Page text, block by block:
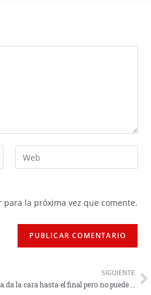
la próxima vez que comente.
SIGUIENTE
14-18: El Caballa da la cara hasta el final pero no puede con el Terrassa